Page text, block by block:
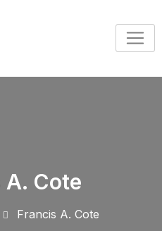
A. Cote
Francis A. Cote